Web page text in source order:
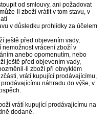
od smlouvy, ani požadovat
li zboží vrátit v tom stavu, v
v důsledku prohlídky za účelem
ještě před objevením vady,
vrácení zboží v
anebo opomenutím, nebo
ještě před objevením vady,
li zboží při obvyklém
vrátí kupující prodávajícímu,
náhradu do výše, v
vrátí kupující prodávajícímu na
dodané.